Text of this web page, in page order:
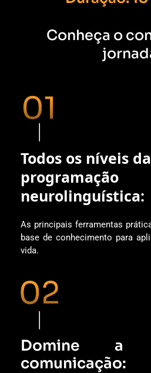
Conheça o
Todos os níveis da
programação
neurolinguística:
As principais ferramentas
base de conhecimento para
vida.
Domine a
comunicação: